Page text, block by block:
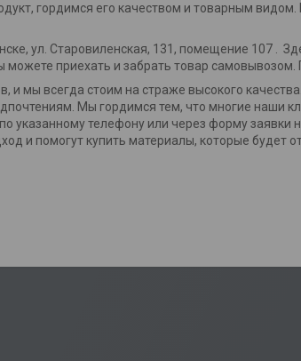
гордимся его качеством и товарным видом.
ул. Старовиленская, 131, помещение 107 .
приехать и забрать товар самовывозом.
и мы всегда стоим на страже высокого
Мы гордимся тем, что многие наши
указанному телефону или через форму заявки
и помогут купить материалы, которые будет